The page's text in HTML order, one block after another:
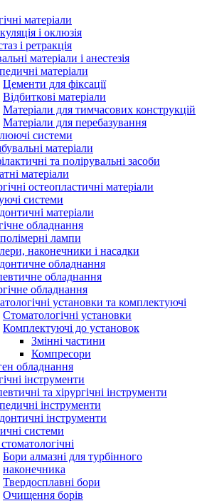
матеріали
і оклюзія
і ретракція
матеріали і анестезія
матеріали
Цементи для фіксації
Відбиткові матеріали
Матеріали для тимчасових конструкцій
Матеріали для перебазування
системи
матеріали
та полірувальні засоби
матеріали
остеопластичні матеріали
системи
матеріали
обладнання
лампи
наконечники і насадки
обладнання
обладнання
обладнання
установки та комплектуючі
Стоматологічні установки
Комплектуючі до установок
Змінні частини
Компресори
обладнання
інструменти
та хірургічні інструменти
інструменти
інструменти
системи
Бори алмазні для турбінного
наконечника
Твердосплавні бори
Очищення борів